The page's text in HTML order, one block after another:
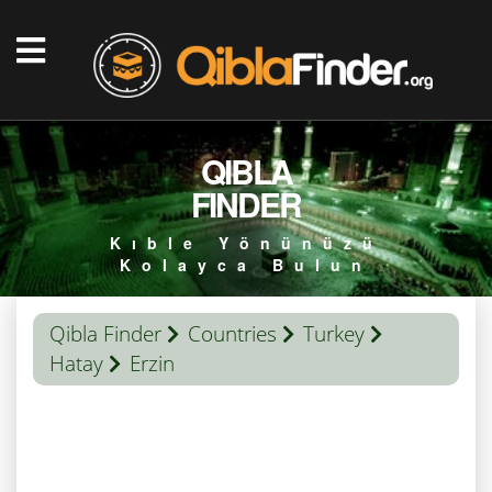
QIBLA
FINDER
Kıble Yönünüzü
Kolayca Bulun
Qibla Finder Countries
Turkey
Hatay
Erzin